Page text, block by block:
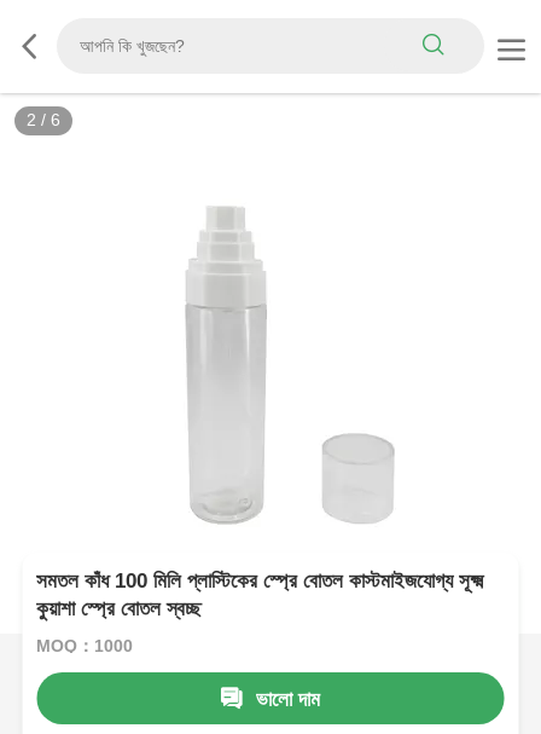
2 / 6
সমতল কাঁধ 100 মিলি প্লাস্টিকের স্প্রে বোতল কাস্টমাইজযোগ্য সূক্ষ্ম
কুয়াশা স্প্রে বোতল স্বচ্ছ
MOQ：1000
ভালো দাম